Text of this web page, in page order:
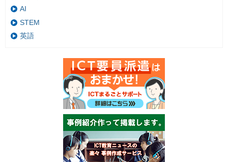
AI
STEM
英語